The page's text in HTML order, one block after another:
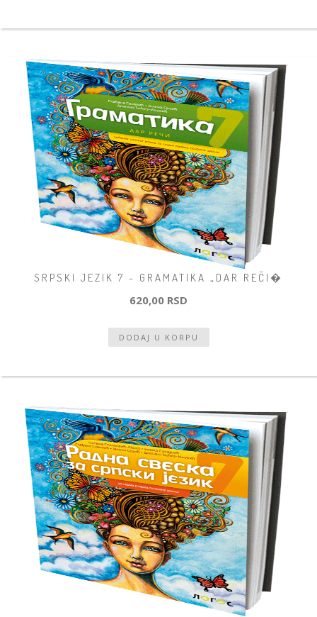
SRPSKI JEZIK 7 - GRAMATIKA „DAR REČI�
620,00 RSD